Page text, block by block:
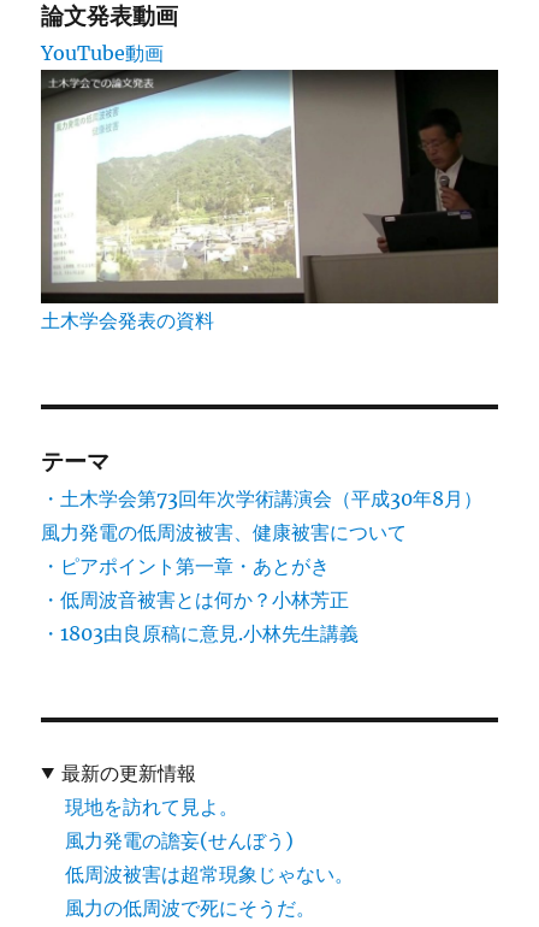
論文発表動画
YouTube動画
土木学会発表の資料
テーマ
・土木学会第73回年次学術講演会（平成30年8月）
風力発電の低周波被害、健康被害について
・ピアポイント第一章・あとがき
・低周波音被害とは何か？小林芳正
・1803由良原稿に意見.小林先生講義
最新の更新情報
現地を訪れて見よ。
風力発電の譫妄(せんぼう)
低周波被害は超常現象じゃない。
風力の低周波で死にそうだ。